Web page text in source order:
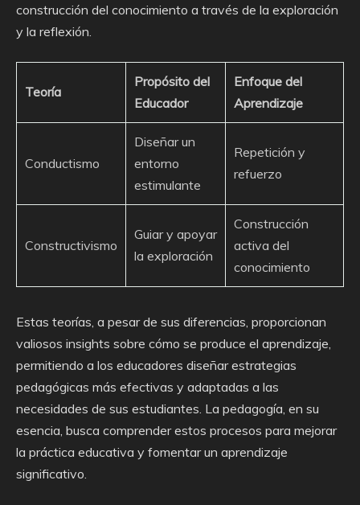
construcción del conocimiento a través de la exploración
y la reflexión.
Teoría
Propósito del
Educador
Enfoque del
Aprendizaje
Conductismo
Diseñar un
entorno
estimulante
Repetición y
refuerzo
Constructivismo
Guiar y apoyar
la exploración
Construcción
activa del
conocimiento
Estas teorías, a pesar de sus diferencias, proporcionan
valiosos insights sobre cómo se produce el aprendizaje,
permitiendo a los educadores diseñar estrategias
pedagógicas más efectivas y adaptadas a las
necesidades de sus estudiantes. La pedagogía, en su
esencia, busca comprender estos procesos para mejorar
la práctica educativa y fomentar un aprendizaje
significativo.